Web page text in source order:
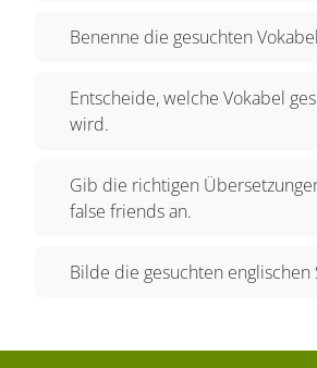
Englischen nämlich nicht nur
geschrieben. Aber "Ich will" heißt
Denn "I will" bedeutet "ich werde".
mit "I want" übersetzt. Außerdem
Folgender Wendung aufpassen.
"Platz" mit "place" übersetzen
Benenne die gesuchten
Entscheide, welche Vokabel
wird.
Gib die richtigen
false friends an.
Bilde die gesuchten englischen